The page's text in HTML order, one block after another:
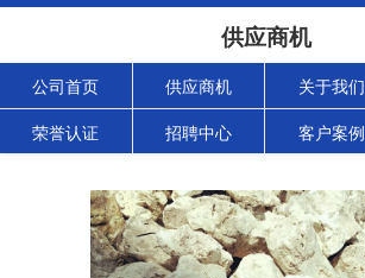
供应商机
公司首页 供应商机 关于我们
荣誉认证 招聘中心 客户案例